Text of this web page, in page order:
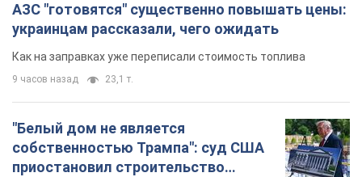
АЗС "готовятся" существенно повышать цены:
украинцам рассказали, чего ожидать
Как на заправках уже переписали стоимость топлива
9 часов назад 23,1 т.
"Белый дом не является
собственностью Трампа": суд США
приостановил строительство